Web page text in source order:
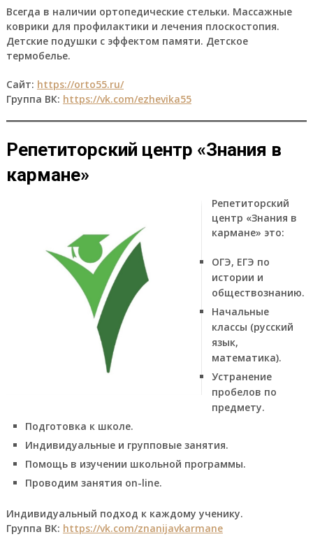
Всегда в наличии ортопедические стельки. Массажные
коврики для профилактики и лечения плоскостопия.
Детские подушки с эффектом памяти. Детское
термобелье.
Сайт: https://orto55.ru/
Группа ВК: https://vk.com/ezhevika55
Репетиторский центр «Знания в
кармане»
Репетиторский
центр «Знания в
кармане» это:
ОГЭ, ЕГЭ по
истории и
обществознанию.
Начальные
классы (русский
язык,
математика).
Устранение
пробелов по
предмету.
Подготовка к школе.
Индивидуальные и групповые занятия.
Помощь в изучении школьной программы.
Проводим занятия on-line.
Индивидуальный подход к каждому ученику.
Группа ВК: https://vk.com/znanijavkarmane